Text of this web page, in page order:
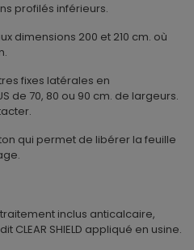
profilés inférieurs.
dimensions 200 et 210 cm. où
fixes latérales en
de 70, 80 ou 90 cm. de largeurs.
qui permet de libérer la feuille
inclus anticalcaire,
SHIELD appliqué en usine.